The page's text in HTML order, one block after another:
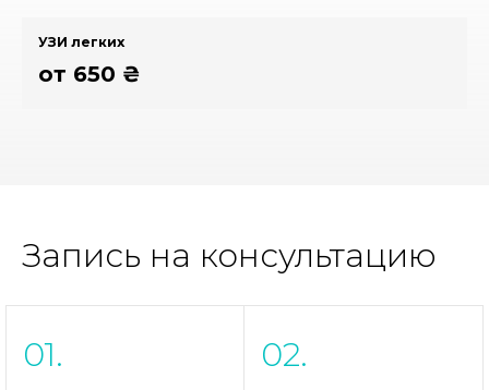
УЗИ легких
от 650 ₴
Запись на консультацию